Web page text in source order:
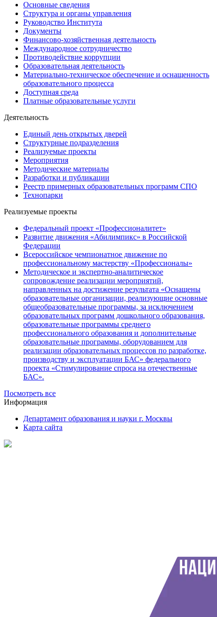
Основные сведения
Структура и органы управления
Руководство Института
Документы
Финансово-хозяйственная деятельность
Международное сотрудничество
Противодействие коррупции
Образовательная деятельность
Материально-техническое обеспечение и оснащенность
образовательного процесса
Доступная среда
Платные образовательные услуги
Деятельность
Единый день открытых дверей
Структурные подразделения
Реализуемые проекты
Мероприятия
Методические материалы
Разработки и публикации
Реестр примерных образовательных программ СПО
Технопарки
Реализуемые проекты
Федеральный проект «Профессионалитет»
Развитие движения «Абилимпикс» в Российской
Федерации
Всероссийское чемпионатное движение по
профессиональному мастерству «Профессионалы»
Методическое и экспертно-аналитическое
сопровождение реализации мероприятий,
направленных на достижение результата «Оснащены
образовательные организации, реализующие основные
общеобразовательные программы, за исключением
образовательных программ дошкольного образования,
образовательные программы среднего
профессионального образования и дополнительные
образовательные программы, оборудованием для
реализации образовательных процессов по разработке,
производству и эксплуатации БАС» федерального
проекта «Стимулирование спроса на отечественные
БАС».
Посмотреть все
Информация
Департамент образования и науки г. Москвы
Карта сайта